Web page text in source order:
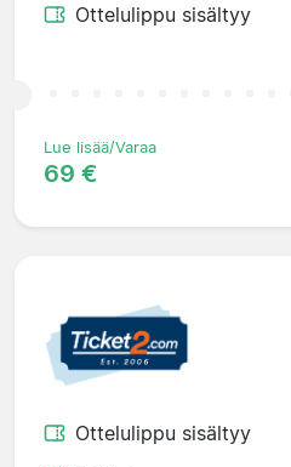
Ottelulippu sisältyy
Lue lisää/Varaa
69 €
Ottelulippu sisältyy